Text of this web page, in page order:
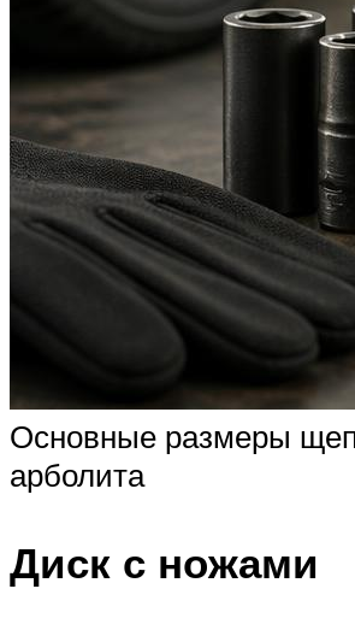
Основные размеры
арболита
Диск с ножами